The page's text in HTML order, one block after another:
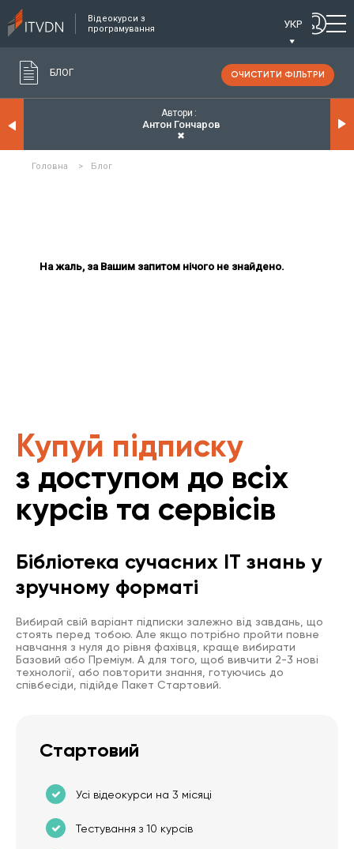
Відеокурси з
програмування
УКР
БЛОГ ОЧИСТИТИ ФІЛЬТРИ
Автори
Антон Гончаров
✖
Головна > Блог
На жаль, за Вашим запитом нічого не знайдено.
Купуй підписку
з доступом до всіх
курсів та сервісів
Бібліотека сучасних IT знань у
зручному форматі
Вибирай свій варіант підписки залежно від завдань, що
стоять перед тобою. Але якщо потрібно пройти повне
навчання з нуля до рівня фахівця, краще вибирати
Базовий або Преміум. А для того, щоб вивчити 2-3 нові
технології, або повторити знання, готуючись до
співбесіди, підійде Пакет Стартовий.
Стартовий
Усі відеокурси на 3 місяці
Тестування з 10 курсів